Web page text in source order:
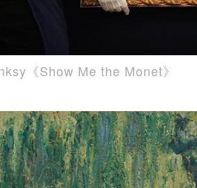
《Show Me the Monet》